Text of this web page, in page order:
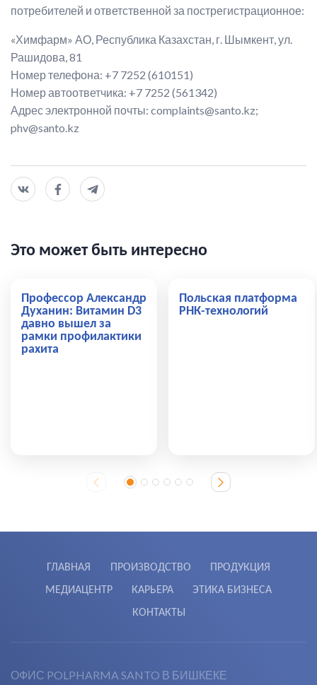
потребителей и ответственной за пострегистрационное:
«Химфарм» АО, Республика Казахстан, г. Шымкент, ул.
Рашидова, 81
Номер телефона: +7 7252 (610151)
Номер автоответчика: +7 7252 (561342)
Адрес электронной почты: complaints@santo.kz;
phv@santo.kz
Это может быть интересно
Профессор Александр
Духанин: Витамин D3
давно вышел за
рамки профилактики
рахита
Польская платформа
РНК-технологий
ГЛАВНАЯ ПРОИЗВОДСТВО
ПРОДУКЦИЯ
МЕДИАЦЕНТР
КАРЬЕРА
ЭТИКА БИЗНЕСА
КОНТАКТЫ
ОФИС POLPHARMA SANTO В БИШКЕКЕ